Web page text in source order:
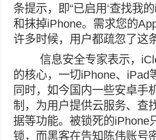
条提示，即“已启用‘查找我
和抹掉iPhone。需求您的
许多时候，用户都疏忽了这
信息安全专家表示，
的核心，一切iPhone、iPad
同时，如今国内一些安卓手
制，为用户提供云服务、查
据等功能。被锁死的iPhone
锁，而黑客在告知陈伟账号